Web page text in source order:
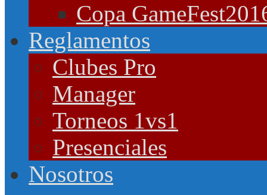
Copa
Reglamentos
Clubes Pro
Manager
Torneos 1vs1
Presenciales
Nosotros